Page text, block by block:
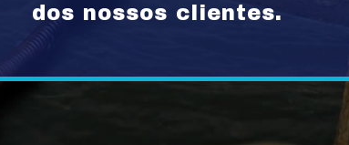
dos nossos clientes.